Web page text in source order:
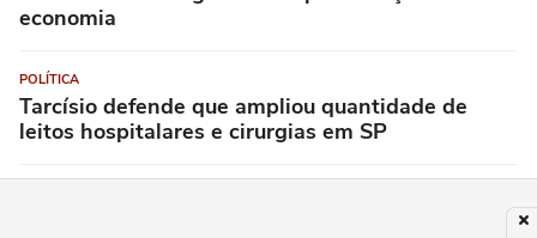
economia
POLÍTICA
Tarcísio defende que ampliou quantidade de
leitos hospitalares e cirurgias em SP
Tarcísio e Haddad trocam acusações sobre ajuda